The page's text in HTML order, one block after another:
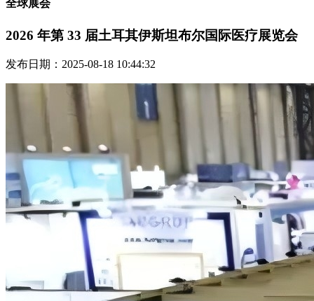
全球展会
2026 年第 33 届土耳其伊斯坦布尔国际医疗展览会
发布日期：2025-08-18 10:44:32